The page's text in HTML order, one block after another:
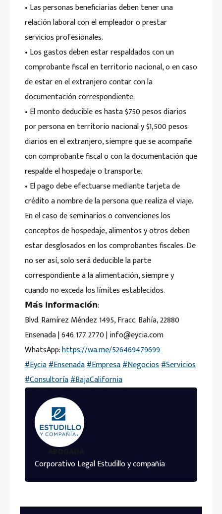
• Las personas beneficiarias deben tener una
relación laboral con el empleador o prestar
servicios profesionales.
• Los gastos deben estar respaldados con un
comprobante fiscal en territorio nacional, o en caso
de estar en el extranjero contar con la
documentación correspondiente.
• El monto deducible es hasta $750 pesos diarios
por persona en territorio nacional y $1,500 pesos
diarios en el extranjero, siempre que se acompañe
con comprobante fiscal o con la documentación que
respalde el hospedaje o transporte.
• El pago debe efectuarse mediante tarjeta de
crédito a nombre de la persona que realiza el viaje.
En el caso de seminarios o convenciones los
conceptos de hospedaje, alimentos y otros deben
estar desglosados en los comprobantes fiscales. De
no ser así, solo será deducible la parte
correspondiente a la alimentación, siempre y
cuando no exceda los límites establecidos.
𝗠𝗮́𝘀 𝗶𝗻𝗳𝗼𝗿𝗺𝗮𝗰𝗶𝗼́𝗻:
Blvd. Ramírez Méndez 1495, Fracc. Bahía, 22880
Ensenada | 646 177 2770 | info@eycia.com
WhatsApp:https://wa.me/526469479699
#Eycia#Ensenada#Empresa#Negocios#Servicios
#Consultoría#BajaCalifornia
ABOGADA
Corporativo Legal Estudillo y compañia